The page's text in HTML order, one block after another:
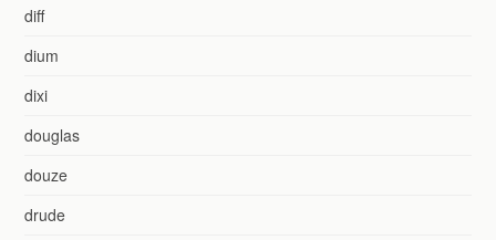
diff
dium
dixi
douglas
douze
drude